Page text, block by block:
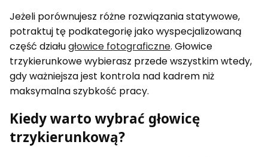
Jeżeli porównujesz różne rozwiązania statywowe,
potraktuj tę podkategorię jako wyspecjalizowaną
część działugłowice fotograficzne. Głowice
trzykierunkowe wybierasz przede wszystkim wtedy,
gdy ważniejsza jest kontrola nad kadrem niż
maksymalna szybkość pracy.
Kiedy warto wybrać głowicę
trzykierunkową?